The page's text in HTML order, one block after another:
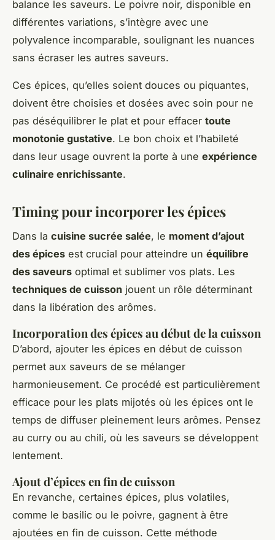
balance les saveurs. Le poivre noir, disponible en
différentes variations, s’intègre avec une
polyvalence incomparable, soulignant les nuances
sans écraser les autres saveurs.
Ces épices, qu’elles soient douces ou piquantes,
doivent être choisies et dosées avec soin pour ne
pas déséquilibrer le plat et pour effacer toute
monotonie gustative. Le bon choix et l’habileté
dans leur usage ouvrent la porte à une expérience
culinaire enrichissante.
Timing pour incorporer les épices
Dans la cuisine sucrée salée, le moment d’ajout
des épices est crucial pour atteindre un équilibre
des saveurs optimal et sublimer vos plats. Les
techniques de cuisson jouent un rôle déterminant
dans la libération des arômes.
Incorporation des épices au début de la cuisson
D’abord, ajouter les épices en début de cuisson
permet aux saveurs de se mélanger
harmonieusement. Ce procédé est particulièrement
efficace pour les plats mijotés où les épices ont le
temps de diffuser pleinement leurs arômes. Pensez
au curry ou au chili, où les saveurs se développent
lentement.
Ajout d’épices en fin de cuisson
En revanche, certaines épices, plus volatiles,
comme le basilic ou le poivre, gagnent à être
ajoutées en fin de cuisson. Cette méthode